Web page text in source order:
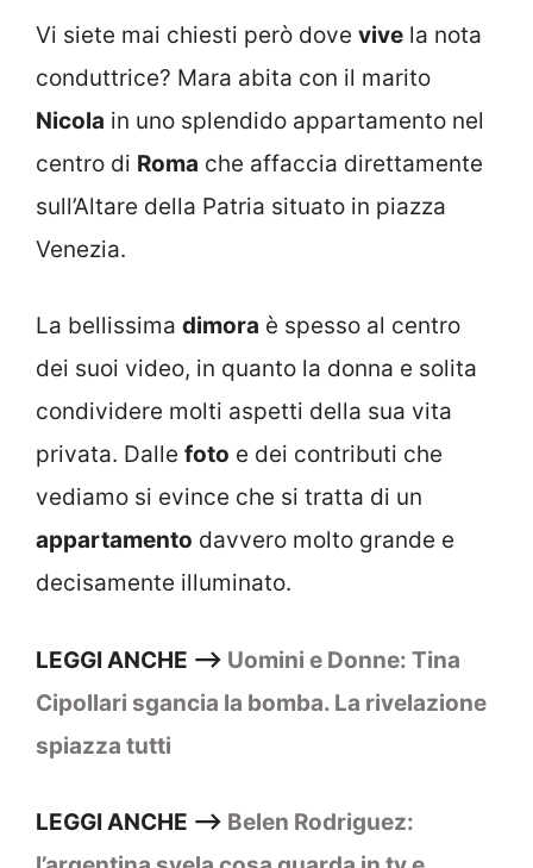
Vi siete mai chiesti però dove vive la nota
conduttrice? Mara abita con il marito
Nicola in uno splendido appartamento nel
centro di Roma che affaccia direttamente
sull’Altare della Patria situato in piazza
Venezia.
La bellissima dimora è spesso al centro
dei suoi video, in quanto la donna e solita
condividere molti aspetti della sua vita
privata. Dalle foto e dei contributi che
vediamo si evince che si tratta di un
appartamento davvero molto grande e
decisamente illuminato.
LEGGI ANCHE –> Uomini e Donne: Tina
Cipollari sgancia la bomba. La rivelazione
spiazza tutti
LEGGI ANCHE –> Belen Rodriguez: